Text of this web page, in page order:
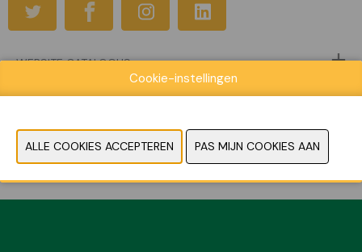
WEBSITE CATALOGUS
FOTO'S
Cookie-instellingen